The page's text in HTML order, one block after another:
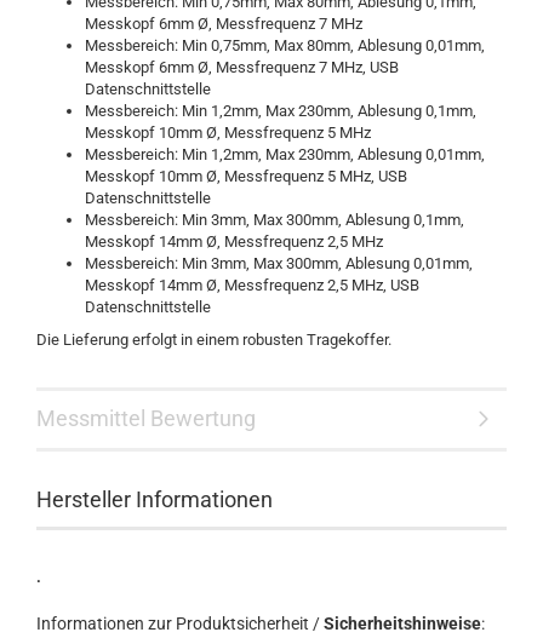
Messkopf 6mm Ø, Messfrequenz 7 MHz
Messbereich: Min 0,75mm, Max 80mm, Ablesung 0,01mm,
Messkopf 6mm Ø, Messfrequenz 7 MHz, USB
Datenschnittstelle
Messbereich: Min 1,2mm, Max 230mm, Ablesung 0,1mm,
Messkopf 10mm Ø, Messfrequenz 5 MHz
Messbereich: Min 1,2mm, Max 230mm, Ablesung 0,01mm,
Messkopf 10mm Ø, Messfrequenz 5 MHz, USB
Datenschnittstelle
Messbereich: Min 3mm, Max 300mm, Ablesung 0,1mm,
Messkopf 14mm Ø, Messfrequenz 2,5 MHz
Messbereich: Min 3mm, Max 300mm, Ablesung 0,01mm,
Messkopf 14mm Ø, Messfrequenz 2,5 MHz, USB
Datenschnittstelle
Die Lieferung erfolgt in einem robusten Tragekoffer.
Messmittel Bewertung
Hersteller Informationen
.
Informationen zur Produktsicherheit /Sicherheitshinweise: